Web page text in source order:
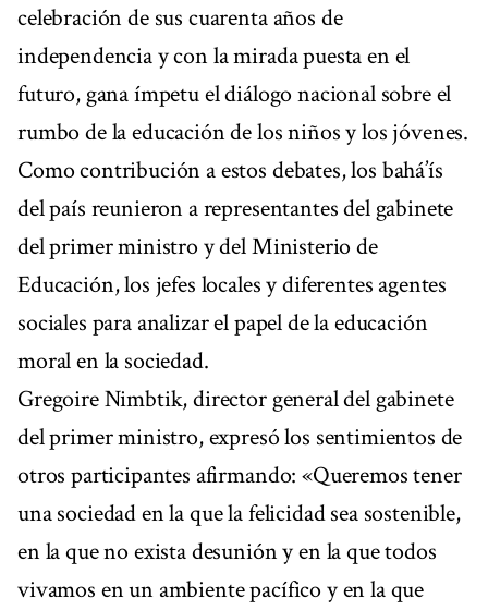
celebración de sus cuarenta años de
independencia y con la mirada puesta en el
futuro, gana ímpetu el diálogo nacional sobre el
rumbo de la educación de los niños y los jóvenes.
Como contribución a estos debates, los bahá’ís
del país reunieron a representantes del gabinete
del primer ministro y del Ministerio de
Educación, los jefes locales y diferentes agentes
sociales para analizar el papel de la educación
moral en la sociedad.
Gregoire Nimbtik, director general del gabinete
del primer ministro, expresó los sentimientos de
otros participantes afirmando: «Queremos tener
una sociedad en la que la felicidad sea sostenible,
en la que no exista desunión y en la que todos
vivamos en un ambiente pacífico y en la que